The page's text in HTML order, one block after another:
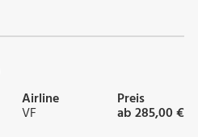
Airline
VF
Preis
ab 285,00 €